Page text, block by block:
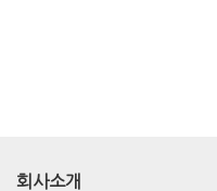
회사소개